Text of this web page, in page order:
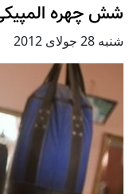
شش چهره
شنبه 28 جولای 2012